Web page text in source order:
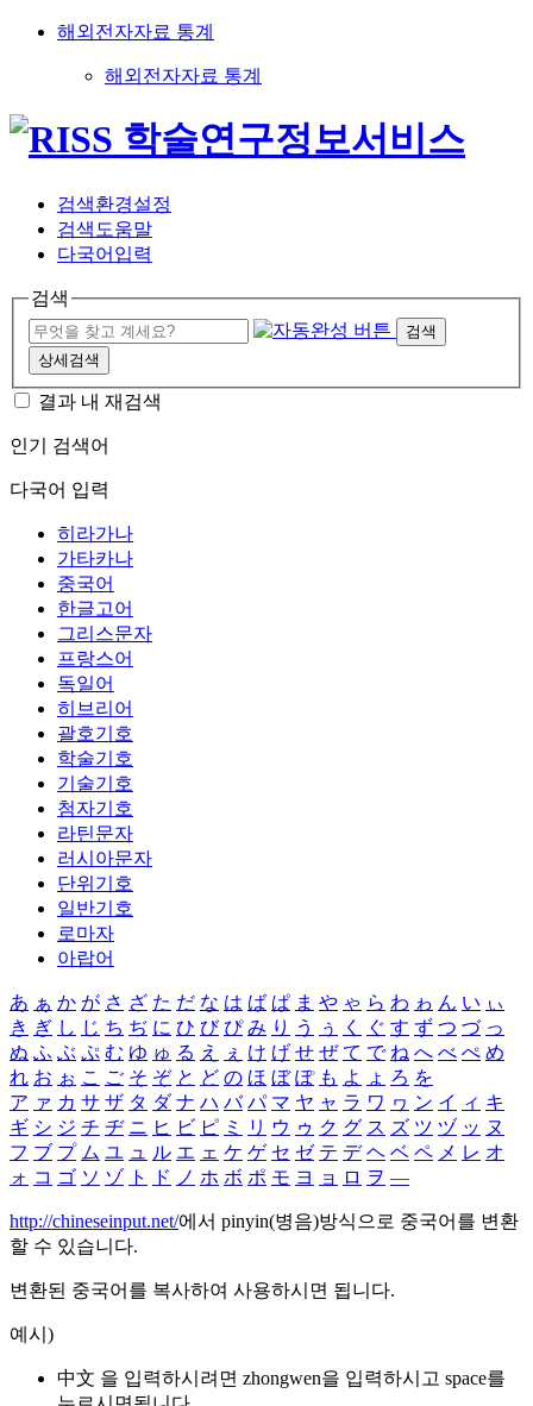
해외전자자료 통계
해외전자자료 통계
검색환경설정
검색도움말
다국어입력
검색
검색
상세검색
결과 내 재검색
인기 검색어
다국어 입력
히라가나
가타카나
중국어
한글고어
그리스문자
프랑스어
독일어
히브리어
괄호기호
학술기호
기술기호
첨자기호
라틴문자
러시아문자
단위기호
일반기호
로마자
아랍어
あ ぁ か が さ ざ た だ な は ば ぱ ま や ゃ ら わ ゎ ん い ぃ
き ぎ し じ ち ぢ に ひ び ぴ み り う ぅ く ぐ す ず つ づ っ
ぬ ふ ぶ ぷ む ゆ ゅ る え ぇ け げ せ ぜ て で ね へ べ ぺ め
れ お ぉ こ ご そ ぞ と ど の ほ ぼ ぽ も よ ょ ろ を
ア ァ カ サ ザ タ ダ ナ ハ バ パ マ ヤ ャ ラ ワ ヮ ン イ ィ キ
ギ シ ジ チ ヂ ニ ヒ ビ ピ ミ リ ウ ゥ ク グ ス ズ ツ ヅ ッ ヌ
フ ブ プ ム ユ ュ ル エ ェ ケ ゲ セ ゼ テ デ ヘ ベ ペ メ レ オ
ォ コ ゴ ソ ゾ ト ド ノ ホ ボ ポ モ ヨ ョ ロ ヲ ―
http://chineseinput.net/에서 pinyin(병음)방식으로 중국어를 변환
할 수 있습니다.
변환된 중국어를 복사하여 사용하시면 됩니다.
예시)
中文 을 입력하시려면 zhongwen을 입력하시고 space를